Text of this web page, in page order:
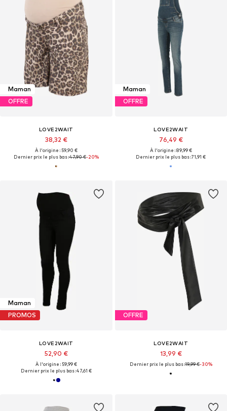
Maman
OFFRE
LOVE2WAIT
38,32 €
À l'origine : 59,90 €
Dernier prix le plus bas :47,90 €-20%
Maman
OFFRE
LOVE2WAIT
76,49 €
À l'origine : 89,99 €
Dernier prix le plus bas :71,91 €
Maman
PROMOS
LOVE2WAIT
52,90 €
À l'origine : 59,99 €
Dernier prix le plus bas :47,61 €
OFFRE
LOVE2WAIT
13,99 €
Dernier prix le plus bas :19,99 €-30%